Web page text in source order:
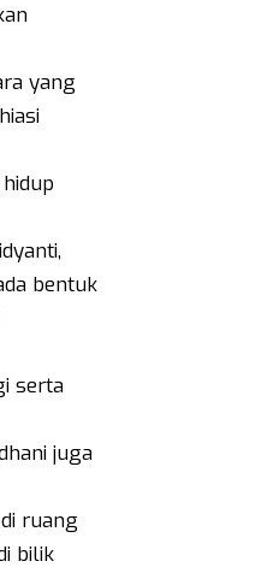
yang
bentuk
serta
juga
ruang
bilik